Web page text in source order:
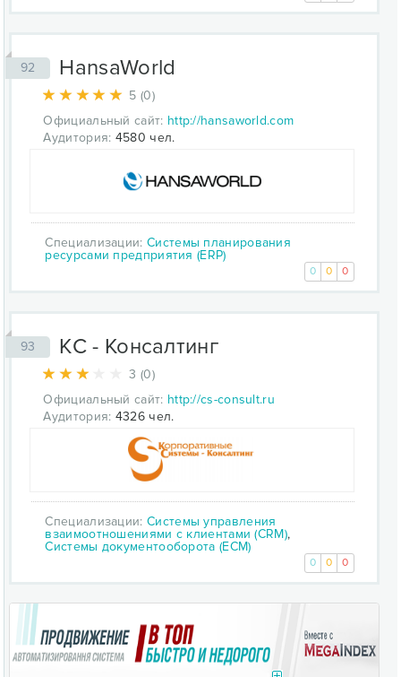
92 HansaWorld
5 (0)
Официальный сайт: http://hansaworld.com
Аудитория: 4580 чел.
Специализации: Системы планирования
ресурсами предприятия (ERP)
0 0 0
93 КC - Консалтинг
3 (0)
Официальный сайт: http://cs-consult.ru
Аудитория: 4326 чел.
Специализации: Системы управления
взаимоотношениями с клиентами (CRM),
Системы документооборота (ECM)
0 0 0